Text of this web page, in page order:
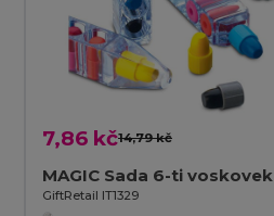
7,86 kč14,79 kč
MAGIC Sada 6-ti voskovek
GiftRetail IT1329